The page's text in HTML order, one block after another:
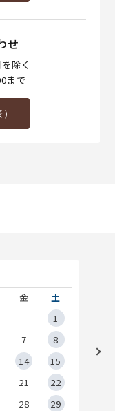
せ
除く
まで
金
土
1
7
8
14
15
21
22
28
29